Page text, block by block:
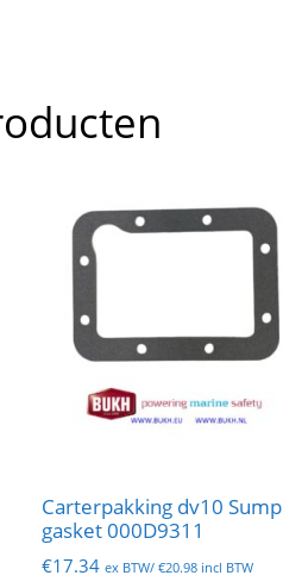
Carterpakking dv10 Sump
gasket 000D9311
€17.34 ex BTW/ €20.98incl BTW